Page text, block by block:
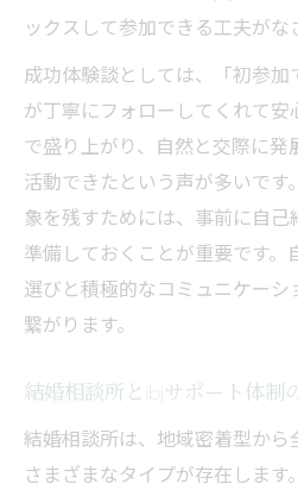
ックスして参加できる工夫がな
成功体験談としては、「初参
が丁寧にフォローしてくれて
で盛り上がり、自然と交際に発
活動できたという声が多いです
象を残すためには、事前に自
準備しておくことが重要です。
選びと積極的なコミュニケー
繋がります。
結婚相談所とibjサポート体制
結婚相談所は、地域密着型か
さまざまなタイプが存在しま